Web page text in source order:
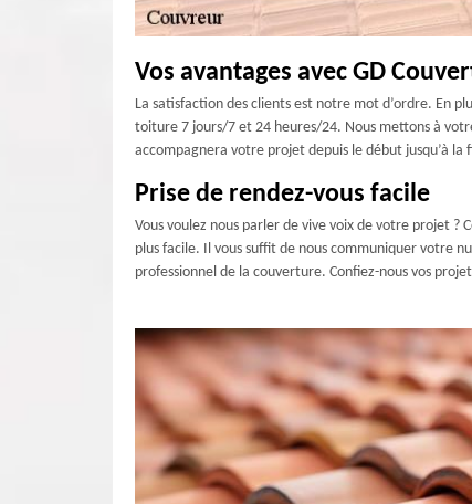
Vos avantages avec GD
La satisfaction des clients est notre mot d’ordre. En
toiture 7 jours/7 et 24 heures/24. Nous mettons à
accompagnera votre projet depuis le début jusqu’à la
Prise de rendez-vous facile
Vous voulez nous parler de vive voix de votre projet ?
plus facile. Il vous suffit de nous communiquer votre
professionnel de la couverture. Confiez-nous vos